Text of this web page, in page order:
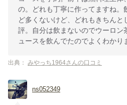
の。どれも丁寧に作ってますね。
ど多くないけど、どれもきちんと
評。自分は飲まないのでウーロン
ュースを飲んでたのでよくわかり
出典： みやっち1964さんの口コミ
ns052349